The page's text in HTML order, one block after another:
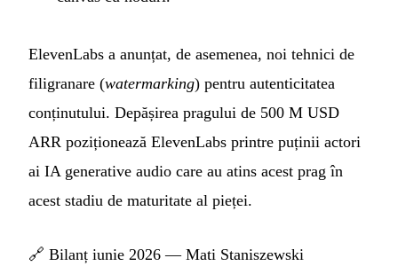
ElevenLabs a anunțat, de asemenea, noi tehnici de
filigranare (watermarking) pentru autenticitatea
conținutului. Depășirea pragului de 500 M USD
ARR poziționează ElevenLabs printre puținii actori
ai IA generative audio care au atins acest prag în
acest stadiu de maturitate al pieței.
🔗 Bilanț iunie 2026 — Mati Staniszewski